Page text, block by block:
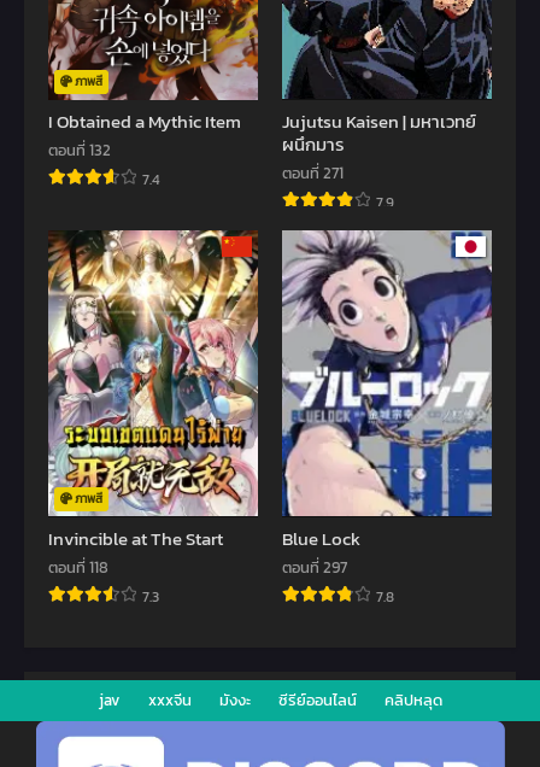
ภาพสี
I Obtained a Mythic Item
ตอนที่ 132
7.4
Jujutsu Kaisen | มหาเวทย์
ผนึกมาร
ตอนที่ 271
7.9
ภาพสี
Invincible at The Start
ตอนที่ 118
7.3
Blue Lock
ตอนที่ 297
7.8
jav xxxจีน มังงะ ซีรีย์ออนไลน์ คลิปหลุด